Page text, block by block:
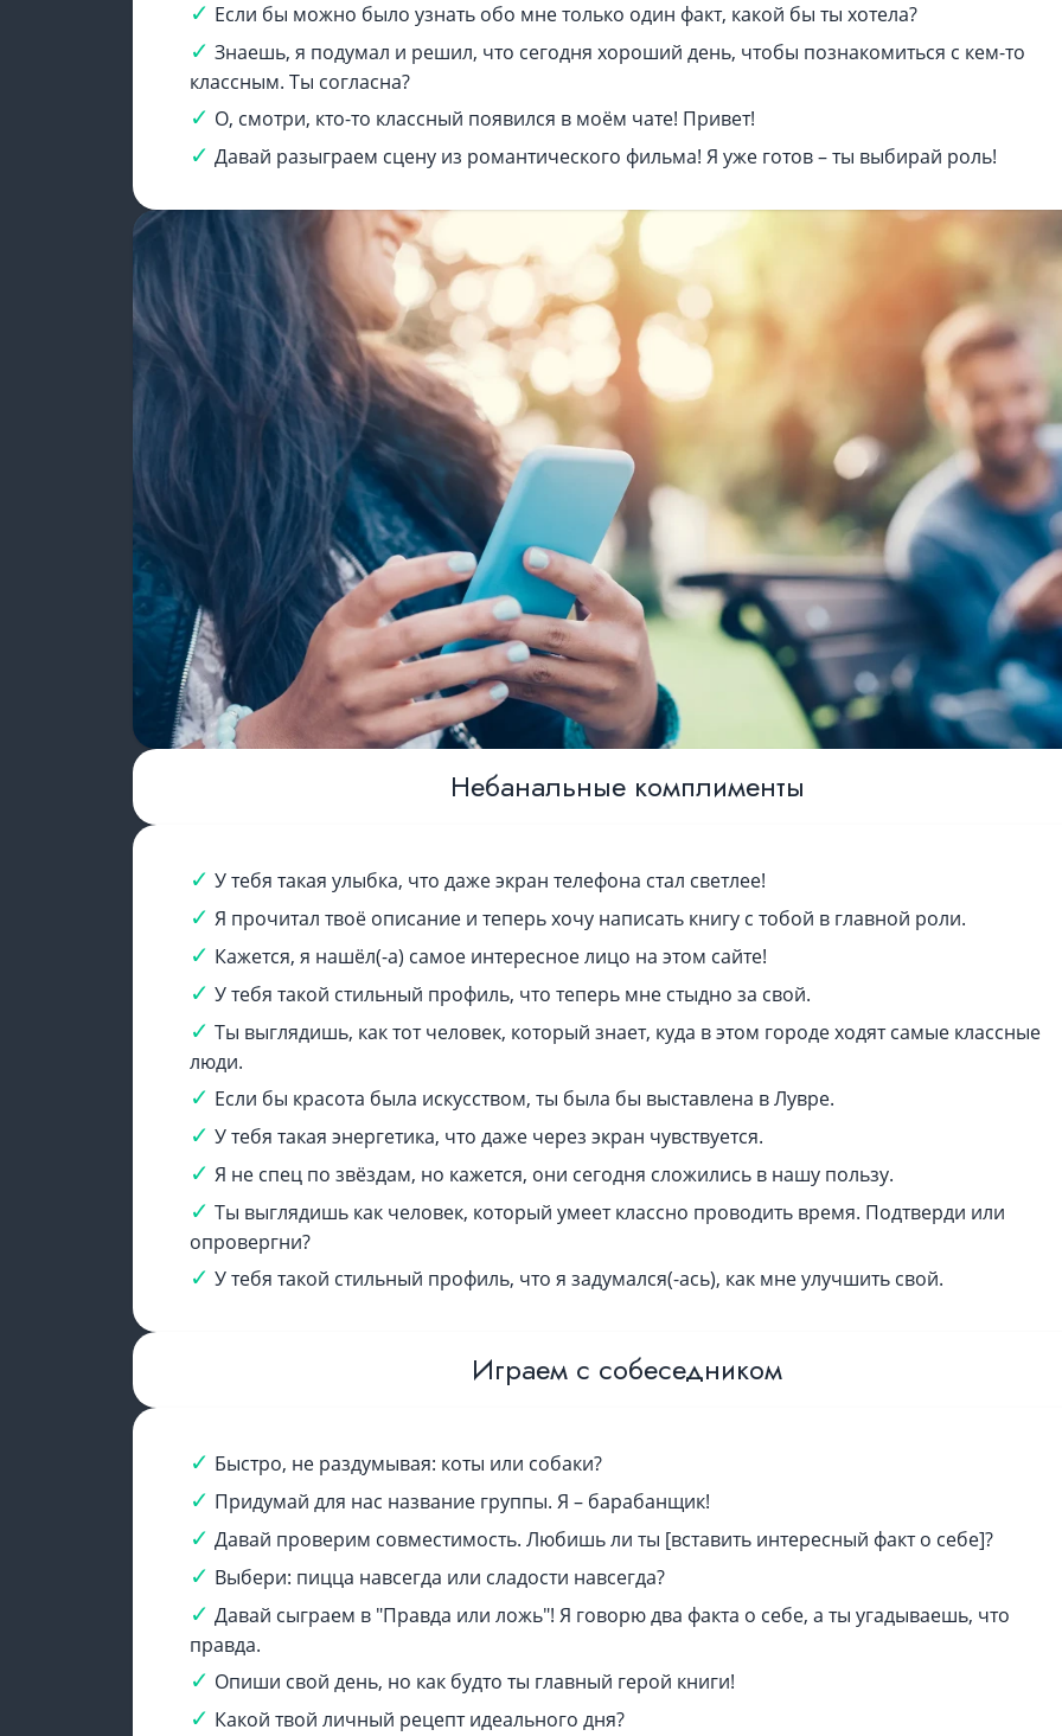
Если бы можно было узнать обо мне только один факт, какой бы ты хотела?
Знаешь, я подумал и решил, что сегодня хороший день, чтобы познакомиться с кем-то
классным. Ты согласна?
О, смотри, кто-то классный появился в моём чате! Привет!
Давай разыграем сцену из романтического фильма! Я уже готов – ты выбирай роль!
Небанальные комплименты
У тебя такая улыбка, что даже экран телефона стал светлее!
Я прочитал твоё описание и теперь хочу написать книгу с тобой в главной роли.
Кажется, я нашёл(-а) самое интересное лицо на этом сайте!
У тебя такой стильный профиль, что теперь мне стыдно за свой.
Ты выглядишь, как тот человек, который знает, куда в этом городе ходят самые классные
люди.
Если бы красота была искусством, ты была бы выставлена в Лувре.
У тебя такая энергетика, что даже через экран чувствуется.
Я не спец по звёздам, но кажется, они сегодня сложились в нашу пользу.
Ты выглядишь как человек, который умеет классно проводить время. Подтверди или
опровергни?
У тебя такой стильный профиль, что я задумался(-ась), как мне улучшить свой.
Играем с собеседником
Быстро, не раздумывая: коты или собаки?
Придумай для нас название группы. Я – барабанщик!
Давай проверим совместимость. Любишь ли ты [вставить интересный факт о себе]?
Выбери: пицца навсегда или сладости навсегда?
Давай сыграем в "Правда или ложь"! Я говорю два факта о себе, а ты угадываешь, что
правда.
Опиши свой день, но как будто ты главный герой книги!
Какой твой личный рецепт идеального дня?